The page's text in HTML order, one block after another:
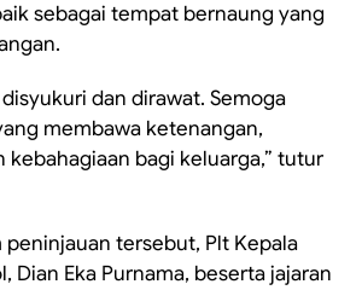
sebagai tempat bernaung yang
dan dirawat. Semoga
membawa ketenangan,
kebahagiaan bagi keluarga,” tutur
peninjauan tersebut, Plt Kepala
Dian Eka Purnama, beserta jajaran